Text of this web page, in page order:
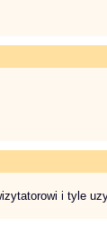
i tyle